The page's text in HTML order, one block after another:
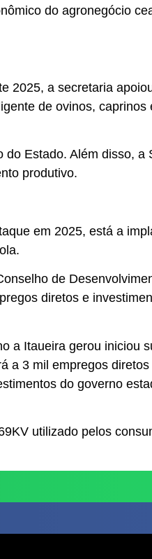
do agronegócio
2025, a secretaria
de ovinos, caprinos
Estado. Além disso, a
produtivo.
em 2025, está a
de
diretos e
a Itaueira gerou iniciou
a 3 mil empregos
do governo
utilizado pelos